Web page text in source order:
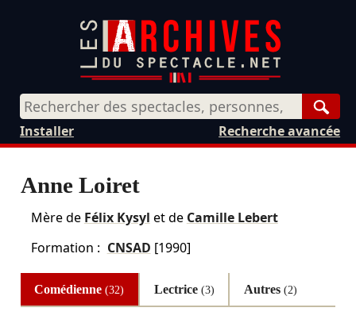
Recherche avancée
Installer
Anne Loiret
Mère de Félix Kysyl et de Camille Lebert
Formation : CNSAD [1990]
Comédienne(32) Lectrice (3) Autres(2)